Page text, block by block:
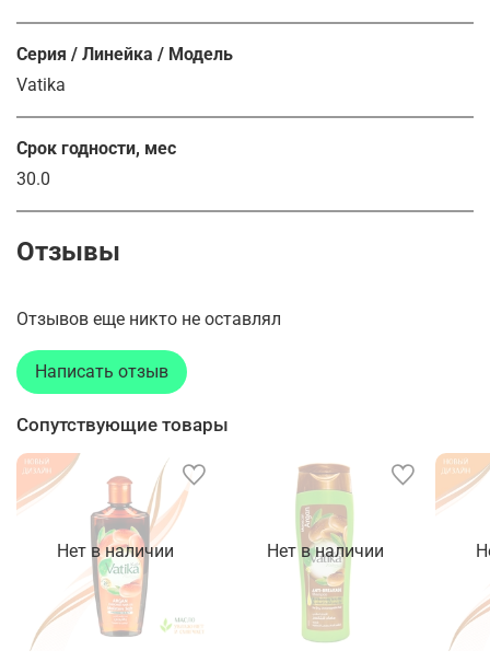
Серия / Линейка / Модель
Vatika
Срок годности, мес
30.0
Отзывы
Отзывов еще никто не оставлял
Написать отзыв
Сопутствующие товары
Нет в наличии Нет в наличии